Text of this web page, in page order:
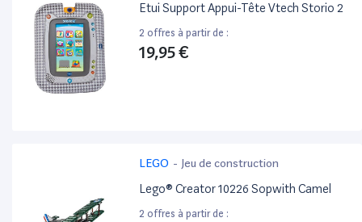
Etui Support Appui-Tête Vtech Storio 2
2 offres à partir de :
19,95 €
LEGO - Jeu de construction
Lego® Creator 10226 Sopwith Camel
2 offres à partir de :